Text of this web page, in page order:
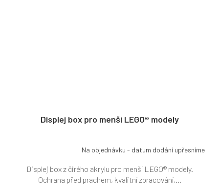
Displej box pro menší LEGO® modely
Na objednávku - datum dodání upřesníme
Displej box z čirého akrylu pro menší LEGO® modely.
Ochrana před prachem, kvalitní zpracování,...